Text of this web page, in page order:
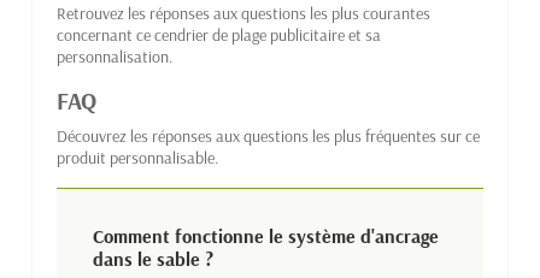
Retrouvez les réponses aux questions les plus courantes
concernant ce cendrier de plage publicitaire et sa
personnalisation.
FAQ
Découvrez les réponses aux questions les plus fréquentes sur ce
produit personnalisable.
Comment fonctionne le système d'ancrage
dans le sable ?